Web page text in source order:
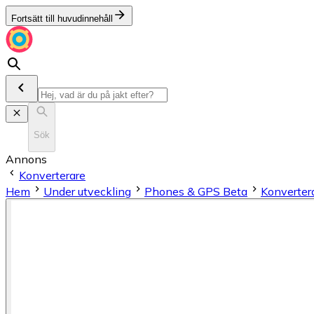
Fortsätt till huvudinnehåll
Sök
Annons
Konverterare
Hem
Under utveckling Phones & GPS Beta